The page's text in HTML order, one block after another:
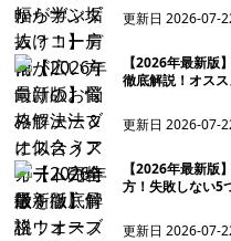
更新日2026-07-
【2026年最新版
徹底解説！オス
更新日2026-07-
【2026年最新版
方！失敗しない5
更新日2026-07-